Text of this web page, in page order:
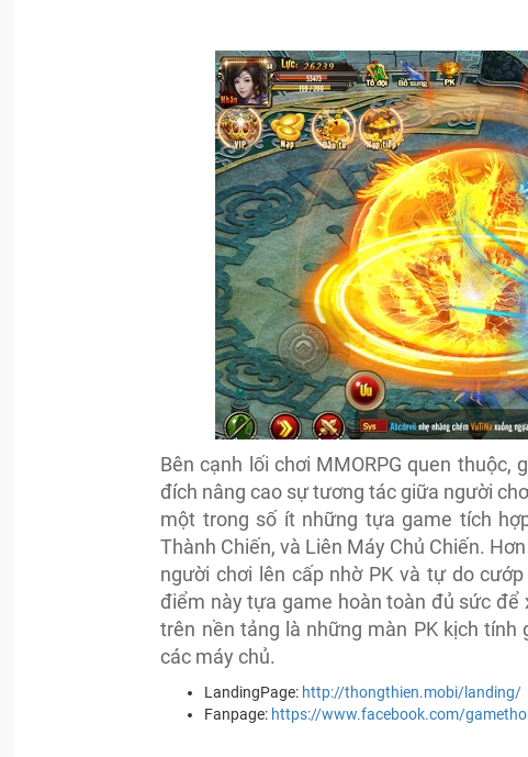
Bên cạnh lối chơi MMORPG quen
đích nâng cao sự tương tác giữa người
một trong số ít những tựa game tích
Thành Chiến, và Liên Máy Chủ Chiến.
người chơi lên cấp nhờ PK và tự do
điểm này tựa game hoàn toàn đủ sức
trên nền tảng là những màn PK kịch
các máy chủ.
LandingPage: http://thongthien.mobi/landing/
Fanpage: https://www.facebook.com/